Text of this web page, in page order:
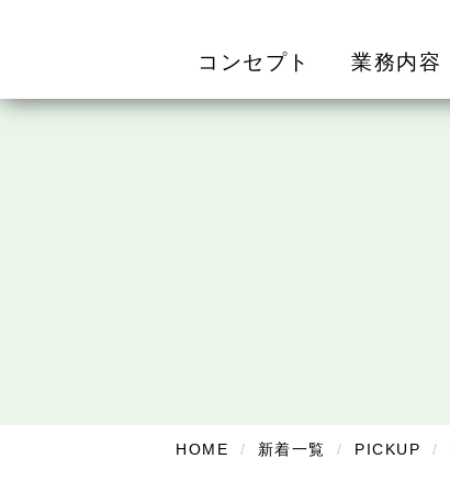
コンセプト 業務内容
HOME 新着一覧 PICKUP